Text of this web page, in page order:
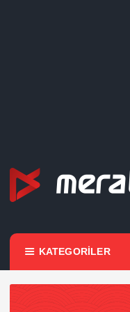
KATEGORİLER